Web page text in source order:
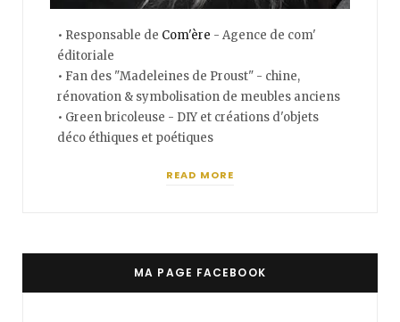
• Responsable de Com'ère - Agence de com'
éditoriale
• Fan des "Madeleines de Proust" - chine,
rénovation & symbolisation de meubles anciens
• Green bricoleuse - DIY et créations d'objets
déco éthiques et poétiques
READ MORE
MA PAGE FACEBOOK